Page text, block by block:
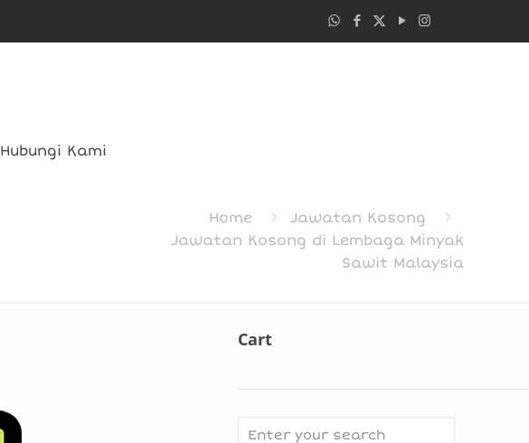
Hubungi Kami
Home
Jawatan Kosong
Jawatan Kosong di Lembaga Minyak
Sawit Malaysia
Cart